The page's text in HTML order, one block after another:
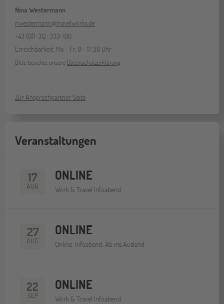
Nina Westermann
nwestermann@travelworks.de
+43 (0)1-312-333-100
Erreichbarkeit: Mo - Fr, 9 - 17:30 Uhr
Bitte beachte unsere Datenschutzerklärung
Zur Ansprechpartner Seite
Veranstaltungen
17
AUG
ONLINE
Work & Travel Infoabend
27
AUG
ONLINE
Online-Infoabend: Ab ins Ausland
22
SEP
ONLINE
Work & Travel Infoabend